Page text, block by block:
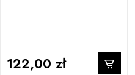
122,00 zł